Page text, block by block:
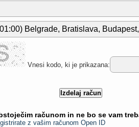
Vnesi kodo, ki je prikazana:
računom in ne bo se vam
z vašim računom Open ID